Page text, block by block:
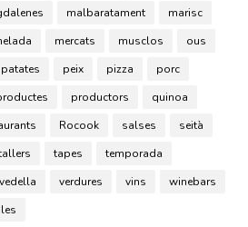
malbaratament
marisc
mercats musclos
ous
patates peix pizza
porc
productors
quinoa
Rocook salses
seità
tapes
temporada
vedella verdures vins
winebars